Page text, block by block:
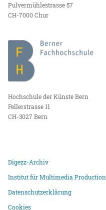
Pulvermühlestrasse 57
CH-7000 Chur
Hochschule der Künste Bern
Fellerstrasse 11
CH-3027 Bern
Digezz-Archiv
Institut für Multimedia Production
Datenschutzerklärung
Cookies